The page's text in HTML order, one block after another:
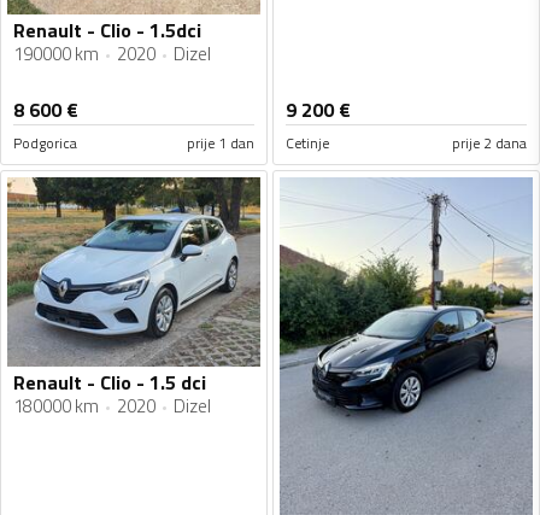
Renault - Clio - 1.5dci
190000 km 2020 Dizel
8 600€
Podgorica prije 1 dan
9 200€
Cetinje prije 2 dana
Renault - Clio - 1.5 dci
180000 km 2020 Dizel